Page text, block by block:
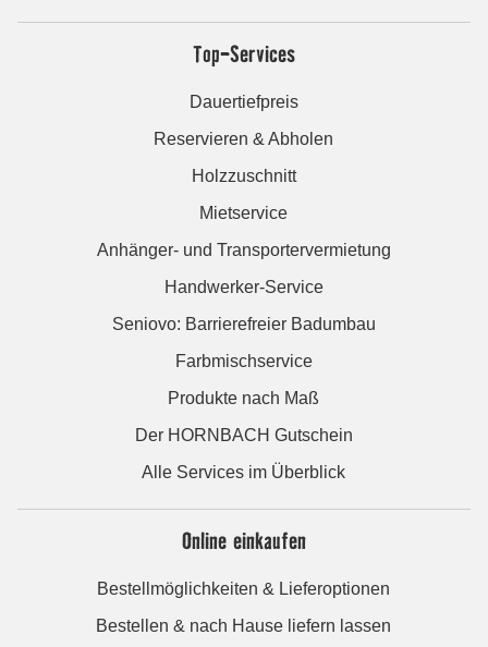
Top-Services
Dauertiefpreis
Reservieren & Abholen
Holzzuschnitt
Mietservice
Anhänger- und Transportervermietung
Handwerker-Service
Seniovo: Barrierefreier Badumbau
Farbmischservice
Produkte nach Maß
Der HORNBACH Gutschein
Alle Services im Überblick
Online einkaufen
Bestellmöglichkeiten & Lieferoptionen
Bestellen & nach Hause liefern lassen